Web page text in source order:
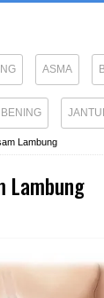
ASMA
Lambung
Lambung